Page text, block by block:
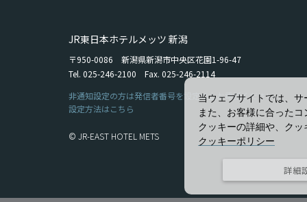
JR東日本ホテルメッツ 新潟
〒950-0086 新潟県新潟市中央区花園1-96-47
Tel. 025-246-2100 Fax. 025-246-2114
非通知設定の方は発信者番号を設定の上お電話ください。
設定方法はこちら
© JR-EAST HOTEL METS
当ウェブサイトでは、
また、お客様に合った
クッキーの詳細や、ク
クッキーポリシー
詳細